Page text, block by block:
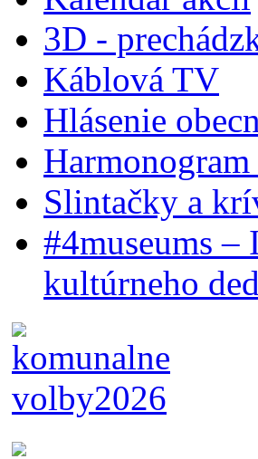
3D -
Káblová TV
Hlásenie
Slintačky a
#4museums –
kultúrneho